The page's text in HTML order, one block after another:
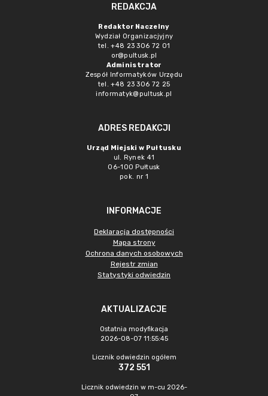
REDAKCJA
Redaktor Naczelny
Wydział Organizacjyjny
tel. +48 23 306 72 01
or@pultusk.pl
Administrator
Zespół Informatyków Urzędu
tel. +48 23 306 72 25
informatyk@pultusk.pl
ADRES REDAKCJI
Urząd Miejski w Pułtusku
ul. Rynek 41
06-100 Pułtusk
pok. nr 1
INFORMACJE
Deklaracja dostępności
Mapa strony
Ochrona danych osobowych
Rejestr zmian
Statystyki odwiedzin
AKTUALIZACJE
Ostatnia modyfikacja
2026-08-07 11:55:45
Licznik odwiedzin ogółem
372 551
Licznik odwiedzin w m-cu 2026-